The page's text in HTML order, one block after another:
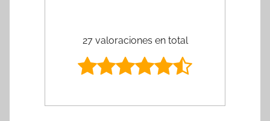
27 valoraciones en total